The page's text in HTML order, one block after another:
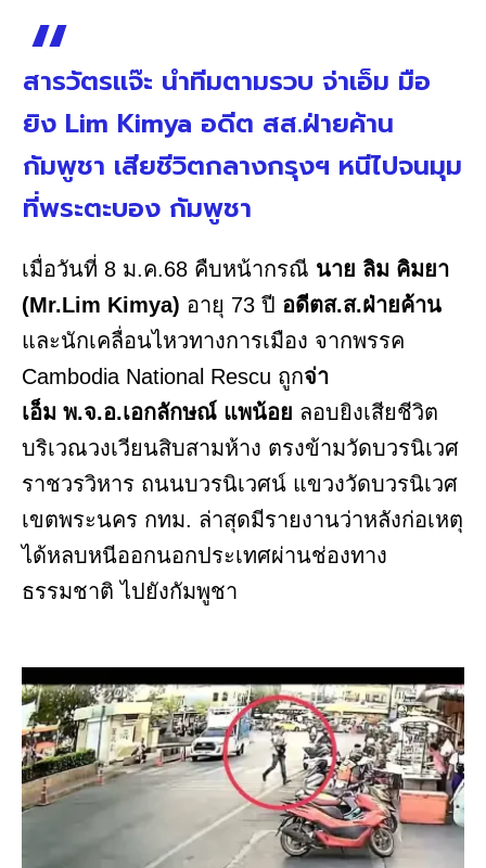
สารวัตรแจ๊ะ นำทีมตามรวบ จ่าเอ็ม มือ
ยิง Lim Kimya อดีต สส.ฝ่ายค้าน
กัมพูชา เสียชีวิตกลางกรุงฯ หนีไปจนมุม
ที่พระตะบอง กัมพูชา
เมื่อวันที่ 8 ม.ค.68 คืบหน้ากรณี นาย ลิม คิมยา
(Mr.Lim Kimya) อายุ 73 ปี อดีตส.ส.ฝ่ายค้าน
และนักเคลื่อนไหวทางการเมือง จากพรรค
Cambodia National Rescu ถูกจ่า
เอ็ม พ.จ.อ.เอกลักษณ์ แพน้อย ลอบยิงเสียชีวิต
บริเวณวงเวียนสิบสามห้าง ตรงข้ามวัดบวรนิเวศ
ราชวรวิหาร ถนนบวรนิเวศน์ แขวงวัดบวรนิเวศ
เขตพระนคร กทม. ล่าสุดมีรายงานว่าหลังก่อเหตุ
ได้หลบหนีออกนอกประเทศผ่านช่องทาง
ธรรมชาติ ไปยังกัมพูชา